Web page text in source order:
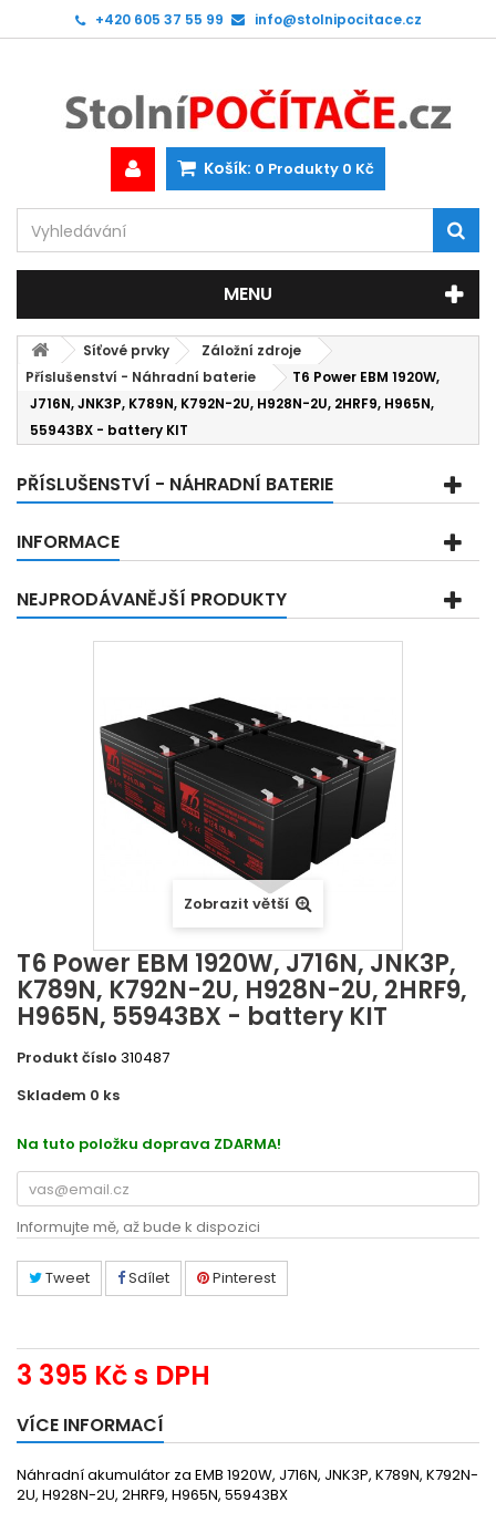
+420 605 37 55 99 info@stolnipocitace.cz
Košík: 0 Produkty 0 Kč
MENU
Síťové prvky
Záložní zdroje
Příslušenství - Náhradní baterie
T6 Power EBM 1920W,
J716N, JNK3P, K789N, K792N-2U, H928N-2U, 2HRF9, H965N,
55943BX - battery KIT
PŘÍSLUŠENSTVÍ - NÁHRADNÍ BATERIE
INFORMACE
NEJPRODÁVANĚJŠÍ PRODUKTY
Zobrazit větší
T6 Power EBM 1920W, J716N, JNK3P,
K789N, K792N-2U, H928N-2U, 2HRF9,
H965N, 55943BX - battery KIT
Produkt číslo 310487
Skladem 0 ks
Na tuto položku doprava ZDARMA!
Informujte mě, až bude k dispozici
Tweet Sdílet Pinterest
3 395 Kčs DPH
VÍCE INFORMACÍ
Náhradní akumulátor za EMB 1920W, J716N, JNK3P, K789N, K792N-
2U, H928N-2U, 2HRF9, H965N, 55943BX